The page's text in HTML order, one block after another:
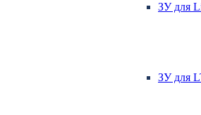
ЗУ для
ЗУ для